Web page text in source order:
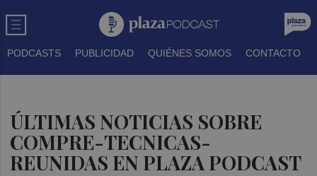
PODCASTS PUBLICIDAD QUIÉNES SOMOS CONTACTO
ÚLTIMAS NOTICIAS SOBRE
COMPRE-TECNICAS-
REUNIDAS EN PLAZA PODCAST